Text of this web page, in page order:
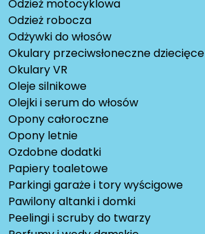
Odzież motocyklowa
Odzież robocza
Odżywki do włosów
Okulary przeciwsłoneczne dziecięce
Okulary VR
Oleje silnikowe
Olejki i serum do włosów
Opony całoroczne
Opony letnie
Ozdobne dodatki
Papiery toaletowe
Parkingi garaże i tory wyścigowe
Pawilony altanki i domki
Peelingi i scruby do twarzy